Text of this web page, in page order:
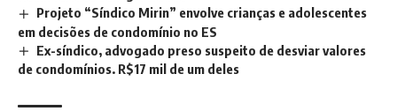
Projeto “Síndico Mirin” envolve crianças e adolescentes
em decisões de condomínio no ES
Ex-síndico, advogado preso suspeito de desviar valores
de condomínios. R$17 mil de um deles